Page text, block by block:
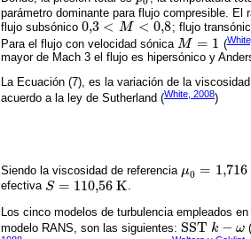
parámetro dominante para flujo compresible.
flujo subsónico 0,3 < M < 0,8
0,3<M <0,8 ; flujo
Para el flujo con velocidad sónica M = 1
M= 1 (
mayor de Mach 3 el flujo es hipersónico y
La Ecuación (7), es la variación de la
acuerdo a la ley de Sutherland (White, 2008)
Siendo la viscosidad de referencia μ0 = 1,716
μ0= 1,716 kg/
efectiva S = 110,56 K
S=110,56 K
.
Los cinco modelos de turbulencia empleados
modelo RANS, son las siguientes: SST k − ω
SST k-ω